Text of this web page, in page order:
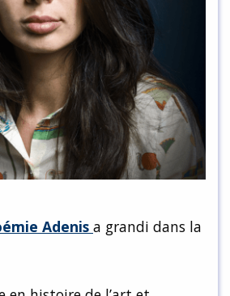
Adenis a grandi dans la